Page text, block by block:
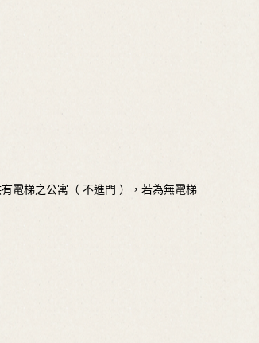
電梯之公寓（ 不進門 ），若為無電梯